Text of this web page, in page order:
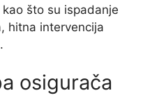
što su ispadanje
hitna intervencija
osigurača